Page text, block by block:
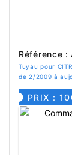
Référence :
Tuyau pour
de 2/2009 à
PRIX :